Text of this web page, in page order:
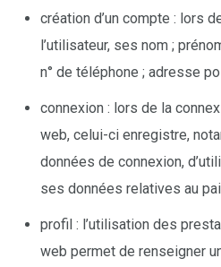
création d’un compte : lors
l’utilisateur, ses nom ;
n° de téléphone ; adresse
connexion : lors de la
web, celui-ci enregistre,
données de connexion,
ses données relatives au
profil : l’utilisation des
web permet de renseigner